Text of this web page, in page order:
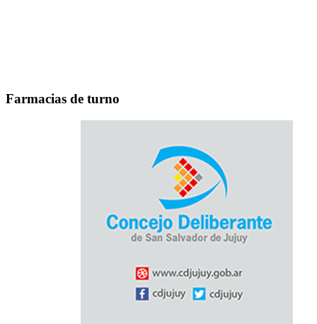
Farmacias de turno